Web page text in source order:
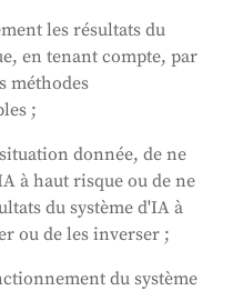
les résultats du
en tenant compte, par
méthodes
;
donnée, de ne
à haut risque ou de ne
du système d'IA à
ou de les inverser ;
du système